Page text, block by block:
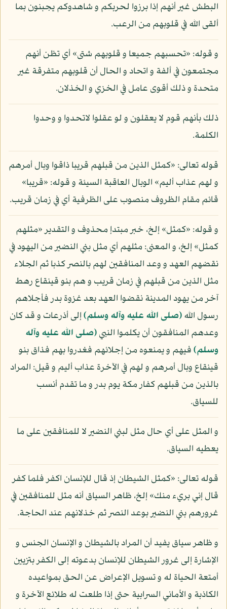
البطش غير أنهم إذا برزوا لحربكم و شاهدوكم يجبنون بما
ألقى الله في قلوبهم من الرعب.
و قوله: «تحسبهم جميعا و قلوبهم شتى» أي تظن أنهم
مجتمعون في ألفة و اتحاد و الحال أن قلوبهم متفرقة غير
متحدة و ذلك أقوى عامل في الخزي و الخذلان.
ذلك بأنهم قوم لا يعقلون و لو عقلوا لاتحدوا و وحدوا
الكلمة.
قوله تعالى: «كمثل الذين من قبلهم قريبا ذاقوا وبال أمرهم
و لهم عذاب أليم» الوبال العاقبة السيئة و قوله: «قريبا»
قائم مقام الظروف منصوب على الظرفية أي في زمان قريب.
و قوله: «كمثل» إلخ، خبر مبتدإ محذوف و التقدير «مثلهم
كمثل» إلخ، و المعنى: مثلهم أي مثل بني النضير من اليهود في
نقضهم العهد و وعد المنافقين لهم بالنصر كذبا ثم الجلاء
مثل الذين من قبلهم في زمان قريب و هم بنو قينقاع رهط
آخر من يهود المدينة نقضوا العهد بعد غزوة بدر فأجلاهم
رسول الله(صلى الله عليه وآله وسلم)إلى أذرعات و قد كان
وعدهم المنافقون أن يكلموا النبي(صلى الله عليه وآله
وسلم)فيهم و يمنعوه من إجلائهم فغدروا بهم فذاق بنو
قينقاع وبال أمرهم و لهم في الآخرة عذاب أليم و قيل: المراد
بالذين من قبلهم كفار مكة يوم بدر و ما تقدم أنسب
للسياق.
و المثل على أي حال مثل لبني النضير لا للمنافقين على ما
يعطيه السياق.
قوله تعالى: «كمثل الشيطان إذ قال للإنسان اكفر فلما كفر
قال إني بريء منك» إلخ، ظاهر السياق أنه مثل للمنافقين في
غرورهم بني النضير بوعد النصر ثم خذلانهم عند الحاجة.
و ظاهر سياق يفيد أن المراد بالشيطان و الإنسان الجنس و
الإشارة إلى غرور الشيطان للإنسان بدعوته إلى الكفر بتزيين
أمتعة الحياة له و تسويل الإعراض عن الحق بمواعيده
الكاذبة و الأماني السرابية حتى إذا طلعت له طلائع الآخرة و